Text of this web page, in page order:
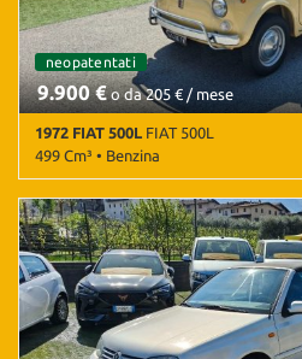
neopatentati
9.900 €o da 205 € / mese
1972 FIAT 500L FIAT 500L
499 Cm³ • Benzina
31.000 Km • Cambio Manuale (4) •